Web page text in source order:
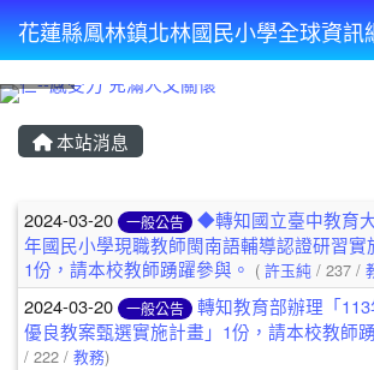
花蓮縣鳳林鎮北林國民小學全球資訊
本站消息
文章列表
2024-03-20 一般公告
◆轉知國立臺中教育
年國民小學現職教師閩南語輔導認證研習實
1份，請本校教師踴躍參與。 ( 許玉純 / 237 /
2024-03-20 一般公告
轉知教育部辦理「
優良教案甄選實施計畫」1份，請本校教師
/ 222 / 教務)